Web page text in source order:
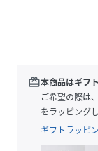
共用できる、ス
原産国
素材
redeem本商品はギフ
ご希望の際は
をラッピング
ギフトラッピ